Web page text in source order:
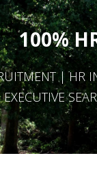
100%
| HR
EXECUTIVE